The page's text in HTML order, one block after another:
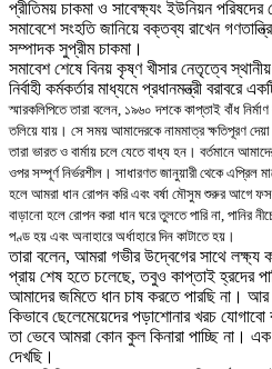
প্রীতিময় চাকমা ও সাবেক্ষ্যং ইউনিয়ন
সমাবেশে সংহতি জানিয়ে বক্তব্য রাখেন
সম্পাদক সুপ্রীম চাকমা।
সমাবেশ শেষে বিনয় কৃষ্ণ খীসার নেতৃত্বে
নির্বাহী কর্মকর্তার মাধ্যমে প্রধানমন্ত্রী বরাবরে
স্মারকলিপিতে তারা বলেন, ১৯৬০ দশকে কাপ্তাই বাঁধ
তলিয়ে যায়। সে সময় আমাদেরকে নামমাত্র ক্ষতিপূরণ
তারা ভারত ও বার্মায় চলে যেতে বাধ্য হন। বর্তমানে
ওপর সম্পূর্ণ নির্ভরশীল। সাধারণত জানুয়ারী থেকে
হলে আমরা ধান রোপন করি এবং বর্ষা মৌসুম শুরুর আগে
বাড়ানো হলে রোপন করা ধান ঘরে তুলতে পারি না, পানির
পণ্ড হয় এবং অনাহারে অর্ধাহারে দিন কাটাতে হয়।
তারা বলেন, আমরা গভীর উদ্বেগের সাথে
প্রায় শেষ হতে চলেছে, তবুও কাপ্তাই হ্রদের
আমাদের জমিতে ধান চাষ করতে পারছি না। আর
কিভাবে ছেলেমেয়েদের পড়াশোনার খরচ
তা ভেবে আমরা কোন কুল কিনারা পাচ্ছি না।
দেখছি।